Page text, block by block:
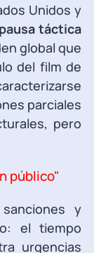
Unidos y
pausa táctica
global que
del film de
parciales
pero
público"
y
el tiempo
urgencias